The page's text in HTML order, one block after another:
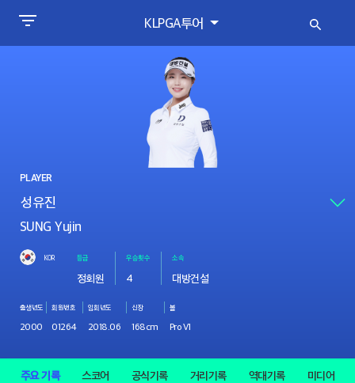
KLPGA투어
PLAYER
SUNG Yujin
KOR 등급
정회원
우승횟수
4
소속
대방건설
출생년도
2000
회원번호
01264
입회년도
2018.06
신장
168cm
볼
Pro V1
주요 기록 스코어 공식기록 거리기록 역대기록 미디어